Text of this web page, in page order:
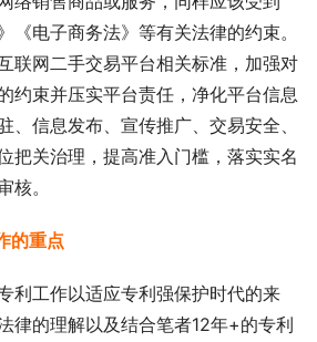
《电子商务法》等有关法律的约束。
联网二手交易平台相关标准，加强对
约束并压实平台责任，净化平台信息
、信息发布、宣传推广、交易安全、
把关治理，提高准入门槛，落实实名
核。
的重点
利工作以适应专利强保护时代的来
律的理解以及结合笔者12年+的专利